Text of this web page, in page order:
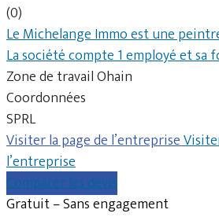
(0)
Le Michelange Immo est une
La société compte 1 employé et sa
Zone de travail Ohain
Coordonnées
SPRL
Visiter la page de l’entreprise
l’entreprise
Comparer les devis
Gratuit – Sans engagement